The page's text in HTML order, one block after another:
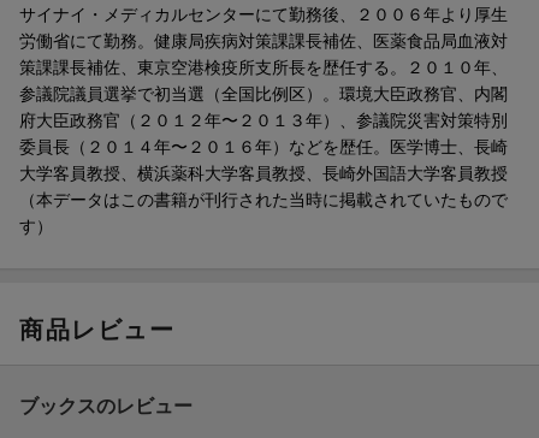
サイナイ・メディカルセンターにて勤務後、２００６年より厚生
労働省にて勤務。健康局疾病対策課課長補佐、医薬食品局血液対
策課課長補佐、東京空港検疫所支所長を歴任する。２０１０年、
参議院議員選挙で初当選（全国比例区）。環境大臣政務官、内閣
府大臣政務官（２０１２年〜２０１３年）、参議院災害対策特別
委員長（２０１４年〜２０１６年）などを歴任。医学博士、長崎
大学客員教授、横浜薬科大学客員教授、長崎外国語大学客員教授
（本データはこの書籍が刊行された当時に掲載されていたもので
す）
商品レビュー
ブックスのレビュー